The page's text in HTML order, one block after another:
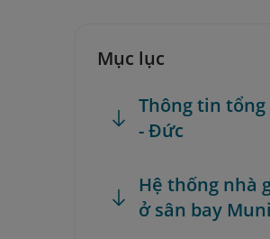
Mục lục
Thông tin
- Đức
Hệ thống nhà
ở sân bay